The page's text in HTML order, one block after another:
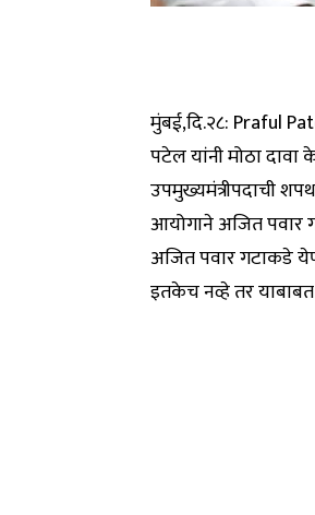
मुंबई,दि.२८: Praful
पटेल यांनी मोठा दावा
उपमुख्यमंत्रीपदाची
आयोगाने अजित पवार
अजित पवार गटाकडे
इतकेच नव्हे तर